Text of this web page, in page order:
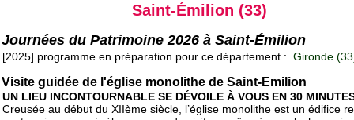
Saint-Émilion (33)
Journées du Patrimoine 2026 à Saint-Émilion
[2025] programme en préparation pour ce département : Gironde
Visite guidée de l'église monolithe de Saint-Emilion
UN LIEU INCONTOURNABLE SE DÉVOILE À VOUS EN 30
Creusée au début du XIIème siècle, l’église monolithe est un édifice